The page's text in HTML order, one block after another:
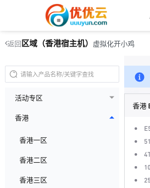
返回 区域（香港宿主机） 虚拟化开小鸡
活动专区
香港
香港一区
香港二区
香港三区
香港